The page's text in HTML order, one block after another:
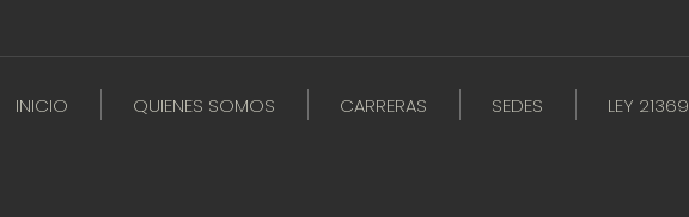
INICIO QUIENES SOMOS CARRERAS SEDES LEY 21369